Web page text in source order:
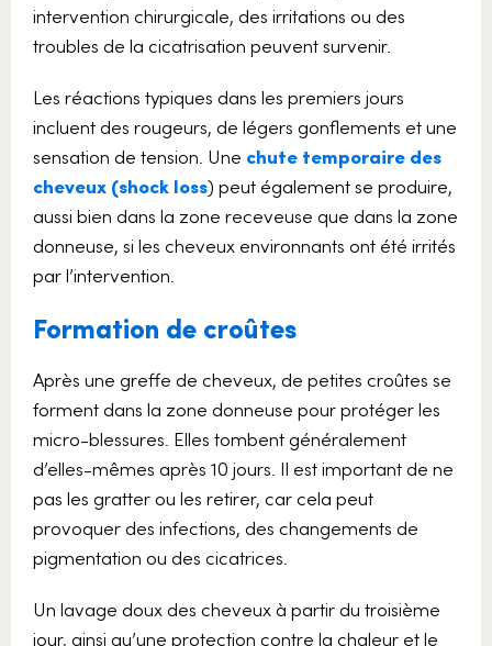
intervention chirurgicale, des irritations ou des
troubles de la cicatrisation peuvent survenir.
Les réactions typiques dans les premiers jours
incluent des rougeurs, de légers gonflements et une
sensation de tension. Une chute temporaire des
cheveux (shock loss) peut également se produire,
aussi bien dans la zone receveuse que dans la zone
donneuse, si les cheveux environnants ont été irrités
par l’intervention.
Formation de croûtes
Après une greffe de cheveux, de petites croûtes se
forment dans la zone donneuse pour protéger les
micro-blessures. Elles tombent généralement
d’elles-mêmes après 10 jours. Il est important de ne
pas les gratter ou les retirer, car cela peut
provoquer des infections, des changements de
pigmentation ou des cicatrices.
Un lavage doux des cheveux à partir du troisième
jour, ainsi qu’une protection contre la chaleur et le